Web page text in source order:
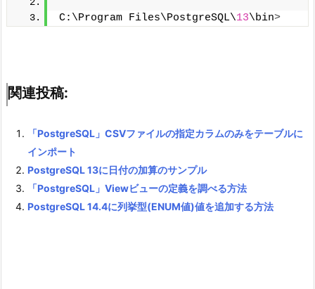
C:\Program Files\PostgreSQL\13\bin>
関連投稿:
「PostgreSQL」CSVファイルの指定カラムのみをテーブルに
インポート
PostgreSQL 13に日付の加算のサンプル
「PostgreSQL」Viewビューの定義を調べる方法
PostgreSQL 14.4に列挙型(ENUM値)値を追加する方法